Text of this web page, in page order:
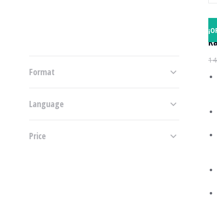
Format
Language
Price